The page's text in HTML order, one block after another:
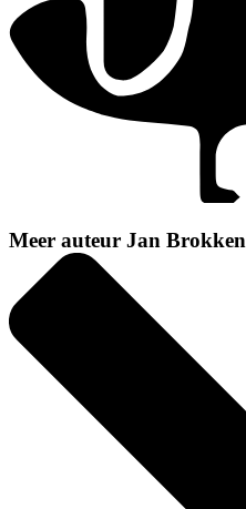
Meer auteur Jan Brokken